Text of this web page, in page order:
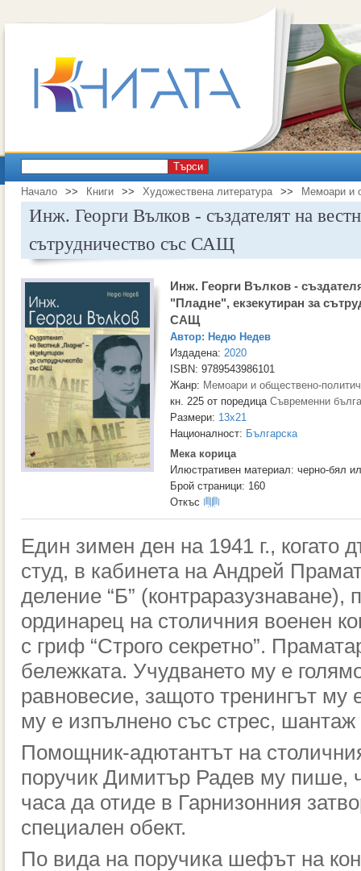
Търси
Начало >> Книги >> Художествена литература >> Мемоари и
Инж. Георги Вълков - създателят на
сътрудничество със САЩ
Инж. Георги Вълков -
"Пладне", екзекутиран за
САЩ
Автор: Недю Недев
Издадена: 2020
ISBN: 9789543986101
Жанр: Мемоари и обществено-
кн. 225 от поредица Съвременни
Размери: 13x21
Националност: Българска
Мека корица
Илюстративен материал: черно-бял
Брой страници: 160
Откъс
Един зимен ден на 1941 г., когато
студ, в кабинета на Андрей
деление “Б”
ординарец на столичния военен
с гриф “Строго секретно”.
бележката. Учудването му е
равновесие, защото тренингът му
му е изпълнено със стрес,
Помощник-адютантът на
поручик Димитър Радев му пише,
часа да отиде в Гарнизонния
специален обект.
По вида на поручика шефът на